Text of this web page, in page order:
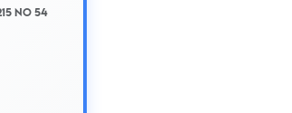
No 54